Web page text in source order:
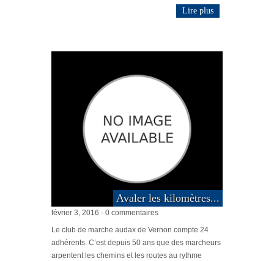
Lire plus
Avaler les kilomètres...
février 3, 2016 - 0 commentaires
Le club de marche audax de Vernon compte 24
adhérents. C’est depuis 50 ans que des marcheurs
arpentent les chemins et les routes au rythme